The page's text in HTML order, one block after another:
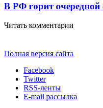
В РФ горит очередной
Читать комментарии
Полная версия сайта
Facebook
Twitter
RSS-ленты
E-mail рассылка